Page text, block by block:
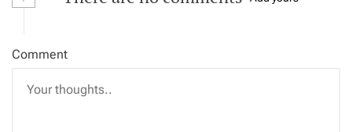
Comment